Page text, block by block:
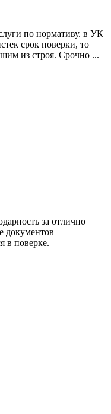
по нормативу. в УК
срок поверки, то
из строя. Срочно ...
за отлично
документов
в поверке.